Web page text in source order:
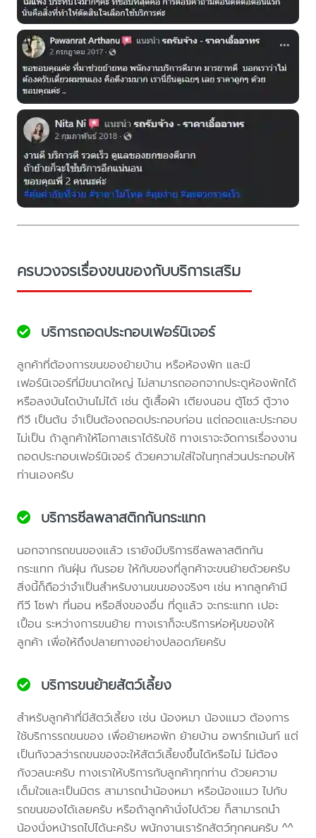
ครบวงจรเรื่องขนของกับบริการเสริม
บริการถอดประกอบเฟอร์นิเจอร์
ลูกค้าที่ต้องการขนของย้ายบ้าน หรือห้องพัก และมี
เฟอร์นิเจอร์ที่มีขนาดใหญ่ ไม่สามารถออกจากประตูห้องพักได้
หรือลงบันไดบ้านไม่ได้ เช่น ตู้เสื้อผ้า เตียงนอน ตู้โชว์ ตู้วาง
ทีวี เป็นต้น จำเป็นต้องถอดประกอบก่อน แต่ถอดและประกอบ
ไม่เป็น ถ้าลูกค้าให้โอกาสเราได้รับใช้ ทางเราจะจัดการเรื่องงาน
ถอดประกอบเฟอร์นิเจอร์ ด้วยความใส่ใจในทุกส่วนประกอบให้
ท่านเองครับ
บริการซีลพลาสติกกันกระแทก
นอกจากรถขนของแล้ว เรายังมีบริการซีลพลาสติกกัน
กระแทก กันฝุ่น กันรอย ให้กับของที่ลูกค้าจะขนย้ายด้วยครับ
สิ่งนี้ก็ถือว่าจำเป็นสำหรับงานขนของจริงๆ เช่น หากลูกค้ามี
ทีวี โซฟา ที่นอน หรือสิ่งของอื่น ที่ดูแล้ว จะกระแทก เปอะ
เปื้อน ระหว่างการขนย้าย ทางเราก็จะบริการห่อหุ้มของให้
ลูกค้า เพื่อให้ถึงปลายทางอย่างปลอดภัยครับ
บริการขนย้ายสัตว์เลี้ยง
สำหรับลูกค้าที่มีสัตว์เลี้ยง เช่น น้องหมา น้องแมว ต้องการ
ใช้บริการรถขนของ เพื่อย้ายหอพัก ย้ายบ้าน อพาร์ทเม้นท์ แต่
เป็นกังวลว่ารถขนของจะให้สัตว์เลี้ยงขึ้นได้หรือไม่ ไม่ต้อง
กังวลนะครับ ทางเราให้บริการกับลูกค้าทุกท่าน ด้วยความ
เต็มใจและเป็นมิตร สามารถนำน้องหมา หรือน้องแมว ไปกับ
รถขนของได้เลยครับ หรือถ้าลูกค้านั่งไปด้วย ก็สามารถนำ
น้องนั่งหน้ารถไปได้นะครับ พนักงานเรารักสัตว์ทุกคนครับ ^^